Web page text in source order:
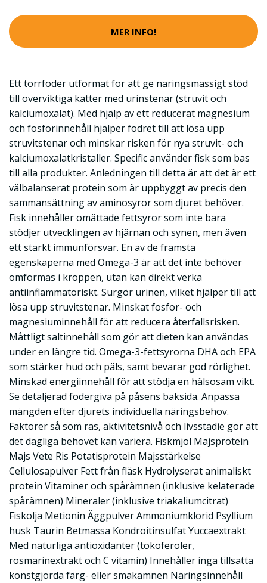
MER INFO!
Ett torrfoder utformat för att ge näringsmässigt stöd
till överviktiga katter med urinstenar (struvit och
kalciumoxalat). Med hjälp av ett reducerat magnesium
och fosforinnehåll hjälper fodret till att lösa upp
struvitstenar och minskar risken för nya struvit- och
kalciumoxalatkristaller. Specific använder fisk som bas
till alla produkter. Anledningen till detta är att det är ett
välbalanserat protein som är uppbyggt av precis den
sammansättning av aminosyror som djuret behöver.
Fisk innehåller omättade fettsyror som inte bara
stödjer utvecklingen av hjärnan och synen, men även
ett starkt immunförsvar. En av de främsta
egenskaperna med Omega-3 är att det inte behöver
omformas i kroppen, utan kan direkt verka
antiinflammatoriskt. Surgör urinen, vilket hjälper till att
lösa upp struvitstenar. Minskat fosfor- och
magnesiuminnehåll för att reducera återfallsrisken.
Måttligt saltinnehåll som gör att dieten kan användas
under en längre tid. Omega-3-fettsyrorna DHA och EPA
som stärker hud och päls, samt bevarar god rörlighet.
Minskad energiinnehåll för att stödja en hälsosam vikt.
Se detaljerad fodergiva på påsens baksida. Anpassa
mängden efter djurets individuella näringsbehov.
Faktorer så som ras, aktivitetsnivå och livsstadie gör att
det dagliga behovet kan variera. Fiskmjöl Majsprotein
Majs Vete Ris Potatisprotein Majsstärkelse
Cellulosapulver Fett från fläsk Hydrolyserat animaliskt
protein Vitaminer och spårämnen (inklusive kelaterade
spårämnen) Mineraler (inklusive triakaliumcitrat)
Fiskolja Metionin Äggpulver Ammoniumklorid Psyllium
husk Taurin Betmassa Kondroitinsulfat Yuccaextrakt
Med naturliga antioxidanter (tokoferoler,
rosmarinextrakt och C vitamin) Innehåller inga tillsatta
konstgjorda färg- eller smakämnen Näringsinnehåll